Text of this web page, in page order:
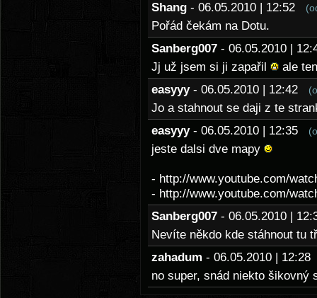
Shang - 06.05.2010 | 12:52
Pořád čekám na Dotu.
Sanberg007 - 06.05.2010 |
Jj už jsem si ji zapařil
ale
easyyy - 06.05.2010 | 12:42
Jo a stahnout se daji z te
easyyy - 06.05.2010 | 12:35
jeste dalsi dve mapy
- http://www.youtube.com/
- http://www.youtube.com/
Sanberg007 - 06.05.2010 |
Nevíte někdo kde stáhnout tu
zahadum - 06.05.2010 |
no super, snád niekto šikovný